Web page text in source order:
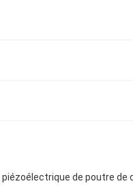
de poutre de